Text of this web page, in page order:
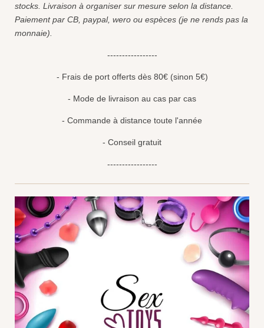
stocks. Livraison à organiser sur mesure selon la distance.
Paiement par CB, paypal, wero ou espèces (je ne rends pas la
monnaie).
-----------------
- Frais de port offerts dès 80€ (sinon 5€)
- Mode de livraison au cas par cas
- Commande à distance toute l'année
- Conseil gratuit
-----------------